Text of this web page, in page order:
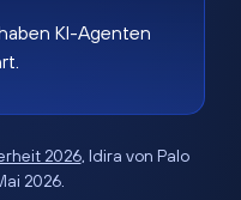
KI-Agenten
2026, Idira von Palo
2026.